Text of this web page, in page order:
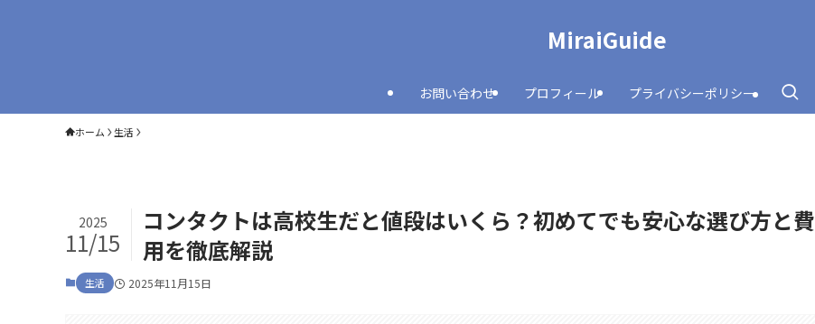
MiraiGuide
お問い合わせ プロフィール プライバシーポリシー
ホーム 生活
コンタクトは高校生だと値段はいくら？初めてでも安心な選び方と費
用を徹底解説
2025
11/15
生活 2025年11月15日